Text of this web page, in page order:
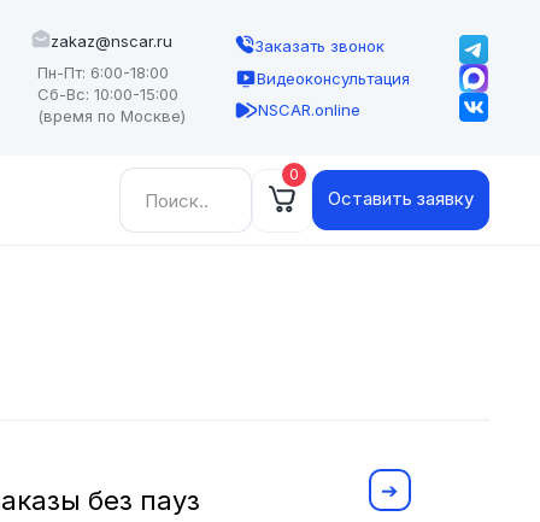
zakaz@nscar.ru
Пн-Пт: 6:00-18:00
Сб-Вс: 10:00-15:00
(время по Москве)
Заказать звонок
Видеоконсультация
NSCAR.online
Найти: 0
Оставить заявку
без пауз